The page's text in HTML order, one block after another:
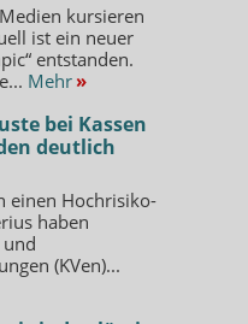
kursieren
ist ein neuer
entstanden.
Mehr »
bei Kassen
deutlich
einen Hochrisiko-
haben
(KVen)...